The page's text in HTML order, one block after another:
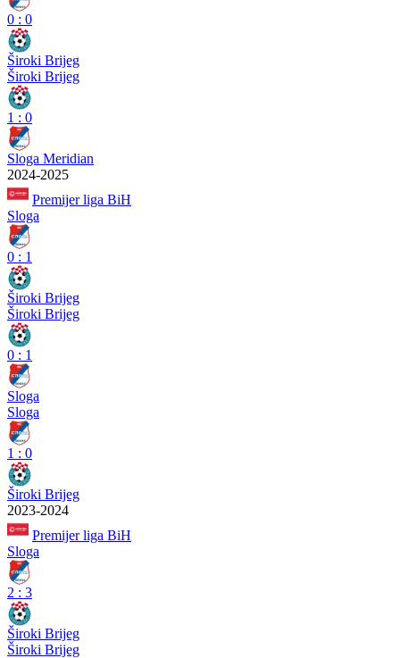
0 : 0
Široki Brijeg
Široki Brijeg
1 : 0
Sloga Meridian
2024-2025
Premijer liga BiH
Sloga
0 : 1
Široki Brijeg
Široki Brijeg
0 : 1
Sloga
Sloga
1 : 0
Široki Brijeg
2023-2024
Premijer liga BiH
Sloga
2 : 3
Široki Brijeg
Široki Brijeg